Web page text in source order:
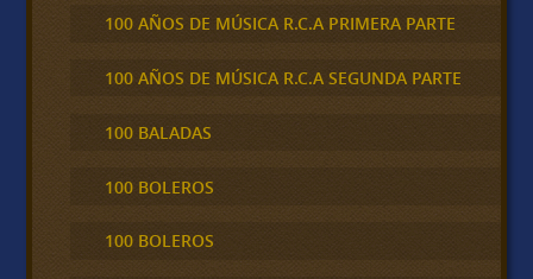
100 AÑOS DE MÚSICA R.C.A PRIMERA PARTE
100 AÑOS DE MÚSICA R.C.A SEGUNDA PARTE
100 BALADAS
100 BOLEROS
100 BOLEROS